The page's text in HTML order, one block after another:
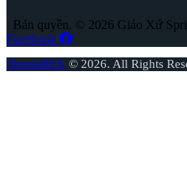
Bản quyền. © 2026 Giáo Xứ
Facebook
ThemeREX © 2026. All Rights